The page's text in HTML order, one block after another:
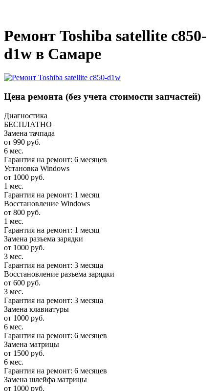
Ремонт Toshiba satellite c850-
d1w в Самаре
Цена ремонта (без учета стоимости запчастей)
Диагностика
БЕСПЛАТНО
Замена тачпада
от 990 руб.
6 мес.
Гарантия на ремонт: 6 месяцев
Установка Windows
от 1000 руб.
1 мес.
Гарантия на ремонт: 1 месяц
Восстановление Windows
от 800 руб.
1 мес.
Гарантия на ремонт: 1 месяц
Замена разъема зарядки
от 1000 руб.
3 мес.
Гарантия на ремонт: 3 месяца
Восстановление разъема зарядки
от 600 руб.
3 мес.
Гарантия на ремонт: 3 месяца
Замена клавиатуры
от 1000 руб.
6 мес.
Гарантия на ремонт: 6 месяцев
Замена матрицы
от 1500 руб.
6 мес.
Гарантия на ремонт: 6 месяцев
Замена шлейфа матрицы
от 1000 руб.